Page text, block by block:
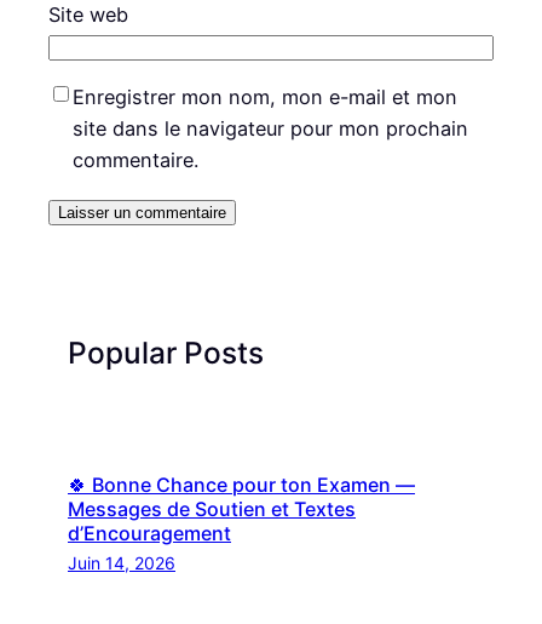
Site web
Enregistrer mon nom, mon e-mail et mon
site dans le navigateur pour mon prochain
commentaire.
Popular Posts
🍀 Bonne Chance pour ton Examen —
Messages de Soutien et Textes
d’Encouragement
Juin 14, 2026